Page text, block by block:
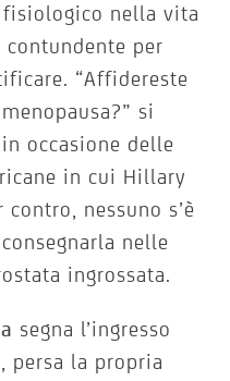
nella vita
contundente per
“Affidereste
si
occasione delle
in cui Hillary
nessuno s’è
nelle
ingrossata.
segna l’ingresso
persa la propria